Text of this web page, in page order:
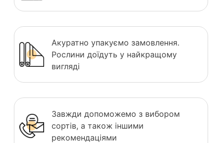
Акуратно упакуємо замовлення.
Рослини доїдуть у найкращому
вигляді
Завжди допоможемо з вибором
сортів, а також іншими
рекомендаціями